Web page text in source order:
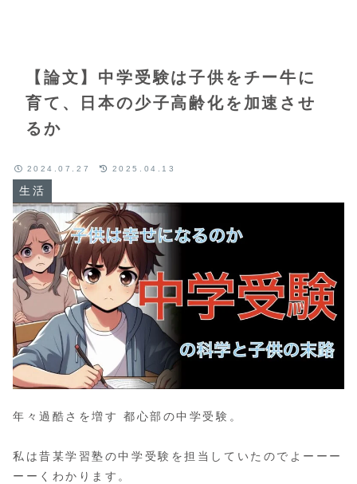
【論文】中学受験は子供をチー牛に
育て、日本の少子高齢化を加速させ
るか
生活
2024.07.27 2025.04.13
年々過酷さを増す 都心部の中学受験。
私は昔某学習塾の中学受験を担当していたのでよーーー
ーーくわかります。